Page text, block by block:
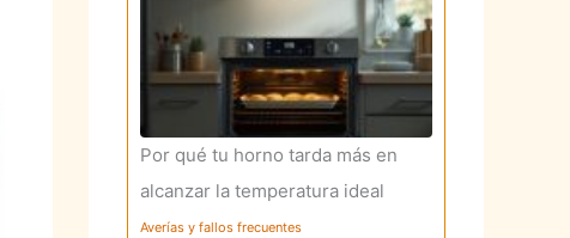
Por qué tu horno tarda más en
alcanzar la temperatura ideal
Averías y fallos frecuentes